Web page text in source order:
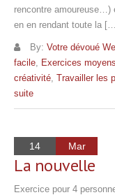
rencontre amou­reuse…)
en en rendant toute la
By: Votre dévoué
facile, Exercices moyens
créativité, Travailler les
suite
14 Mar
La nouvelle
Exercice pour 4